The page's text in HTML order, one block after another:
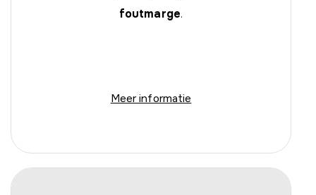
foutmarge.
Meer informatie